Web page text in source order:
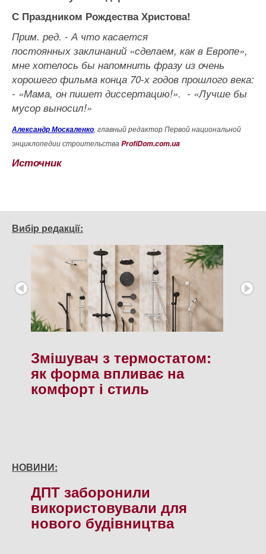
С Праздником Рождества Христова!
Прим. ред. - А что касается
постоянных заклинаний «сделаем, как в Европе»,
мне хотелось бы напомнить фразу из очень
хорошего фильма конца 70-х годов прошлого века:
- «Мама, он пишет диссертацию!». - «Лучше бы
мусор выносил!»
Александр Москаленко, главный редактор Первой национальной
энциклопедии строительства ProfiDom.com.ua
Источник
Вибір редакції:
Змішувач з термостатом:
як форма впливає на
комфорт і стиль
НОВИНИ:
ДПТ заборонили
використовували для
нового будiвництва